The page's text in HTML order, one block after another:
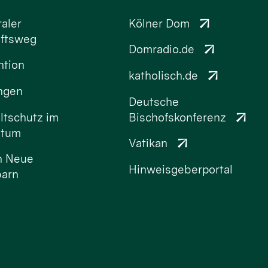
im
Neue
Kölner Dom
Domradio.de
katholisch.de
Deutsche
Bischofskonferenz
Vatikan
Hinweisgeberportal